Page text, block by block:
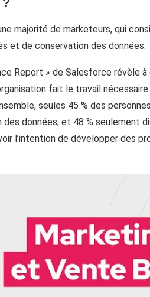
majorité de marketeurs, qui
et de conservation des données.
Report » de Salesforce révèle
fait le travail
seules 45 % des
données, et 48 % seulement
l’intention de développer des